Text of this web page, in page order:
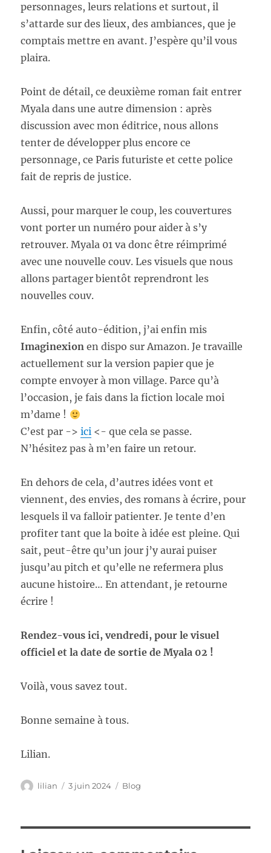
personnages, leurs relations et surtout, il
s’attarde sur des lieux, des ambiances, que je
comptais mettre en avant. J’espère qu’il vous
plaira.
Point de détail, ce deuxième roman fait entrer
Myala dans une autre dimension : après
discussion avec mon éditrice, nous allons
tenter de développer plus encore ce
personnage, ce Paris futuriste et cette police
fait de repris de justice.
Aussi, pour marquer le coup, les couvertures
vont porter un numéro pour aider à s’y
retrouver. Myala 01 va donc être réimprimé
avec une nouvelle couv. Les visuels que nous
allons partager bientôt reprendront les
nouvelles couv.
Enfin, côté auto-édition, j’ai enfin mis
Imaginexion en dispo sur Amazon. Je travaille
actuellement sur la version papier que je
compte envoyer à mon village. Parce qu’à
l’occasion, je fais dans la fiction locale moi
m’dame !
C’est par ->ici <- que cela se passe.
N’hésitez pas à m’en faire un retour.
En dehors de cela, d’autres idées vont et
viennent, des envies, des romans à écrire, pour
lesquels il va falloir patienter. Je tente d’en
profiter tant que la boite à idée est pleine. Qui
sait, peut-être qu’un jour j’y aurai puiser
jusqu’au pitch et qu’elle ne refermera plus
aucune histoire… En attendant, je retourne
écrire !
Rendez-vous ici, vendredi, pour le visuel
officiel et la date de sortie de Myala 02 !
Voilà, vous savez tout.
Bonne semaine à tous.
Lilian.
Auteur
lilian
Publié
3 juin 2024 Catégories
Blog